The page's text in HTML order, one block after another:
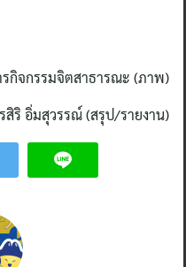
กิจกรรมจิตสาธารณะ (ภาพ)
สิริ อิ่มสุวรรณ์ (สรุป/รายงาน)